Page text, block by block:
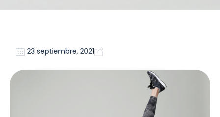
23 septiembre, 2021